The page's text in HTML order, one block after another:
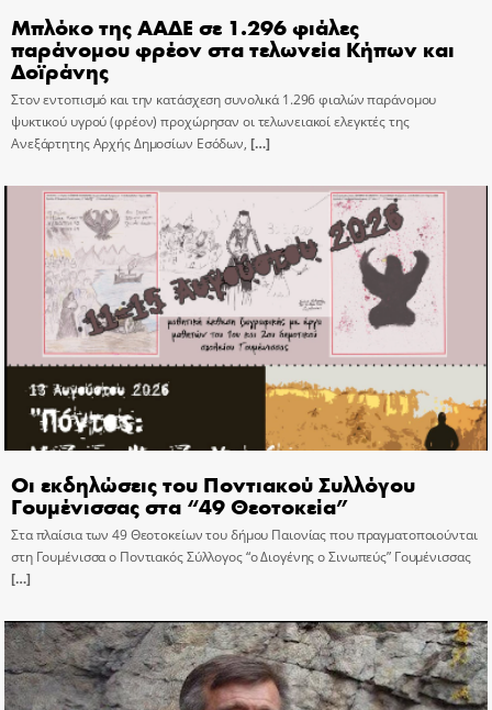
Μπλόκο της ΑΑΔΕ σε 1.296 φιάλες
παράνομου φρέον στα τελωνεία Κήπων και
Δοϊράνης
Στον εντοπισμό και την κατάσχεση συνολικά 1.296 φιαλών παράνομου
ψυκτικού υγρού (φρέον) προχώρησαν οι τελωνειακοί ελεγκτές της
Ανεξάρτητης Αρχής Δημοσίων Εσόδων, […]
Οι εκδηλώσεις του Ποντιακού Συλλόγου
Γουμένισσας στα “49 Θεοτοκεία”
Στα πλαίσια των 49 Θεοτοκείων του δήμου Παιονίας που πραγματοποιούνται
στη Γουμένισσα ο Ποντιακός Σύλλογος “ο Διογένης ο Σινωπεύς” Γουμένισσας
[…]